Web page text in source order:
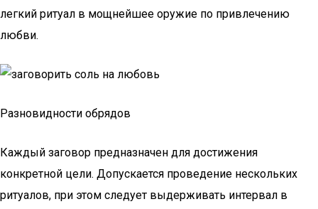
легкий ритуал в мощнейшее оружие по привлечению
любви.
Разновидности обрядов
Каждый заговор предназначен для достижения
конкретной цели. Допускается проведение нескольких
ритуалов, при этом следует выдерживать интервал в